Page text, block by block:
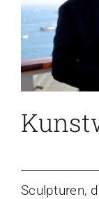
Sculpturen,